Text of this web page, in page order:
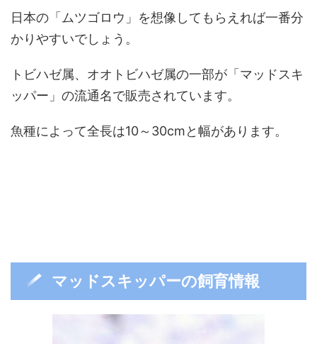
日本の「ムツゴロウ」を想像してもらえれば一番分
かりやすいでしょう。
トビハゼ属、オオトビハゼ属の一部が「マッドスキ
ッパー」の流通名で販売されています。
魚種によって全長は10～30cmと幅があります。
マッドスキッパーの飼育情報